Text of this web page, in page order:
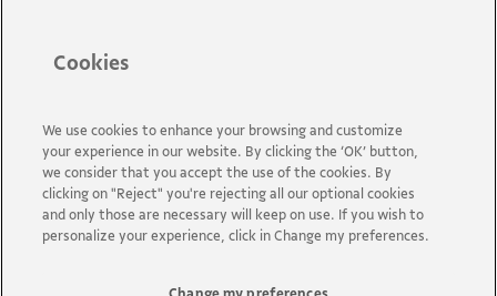
Acessibilidade
Fale Conosco
Cookies
We use cookies to enhance your browsing and customize
your experience in our website. By clicking the ‘OK’ button,
we consider that you accept the use of the cookies. By
clicking on "Reject" you're rejecting all our optional cookies
and only those are necessary will keep on use. If you wish to
personalize your experience, click in Change my preferences.